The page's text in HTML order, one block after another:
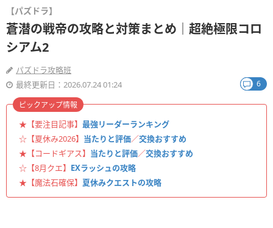
【パズドラ】
蒼潜の戦帝の攻略と対策まとめ｜超絶極限コロ
シアム2
パズドラ攻略班
最終更新日：2026.07.24 01:24
6
★【要注目記事】 最強リーダーランキング
☆【夏休み2026】 当たりと評価／交換おすすめ
★【コードギアス】 当たりと評価／交換おすすめ
☆【8月クエ】 EXラッシュの攻略
★【魔法石確保】 夏休みクエストの攻略
ピックアップ情報